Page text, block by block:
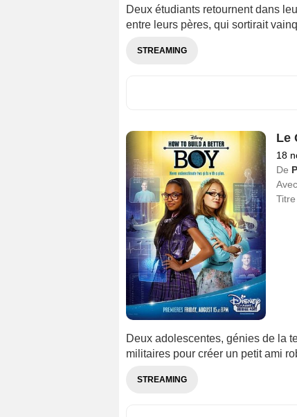
Deux étudiants retournent dans
entre leurs pères, qui sortirait
STREAMING
Le
18
De
Avec
Deux adolescentes, génies de la
militaires pour créer un petit ami
STREAMING